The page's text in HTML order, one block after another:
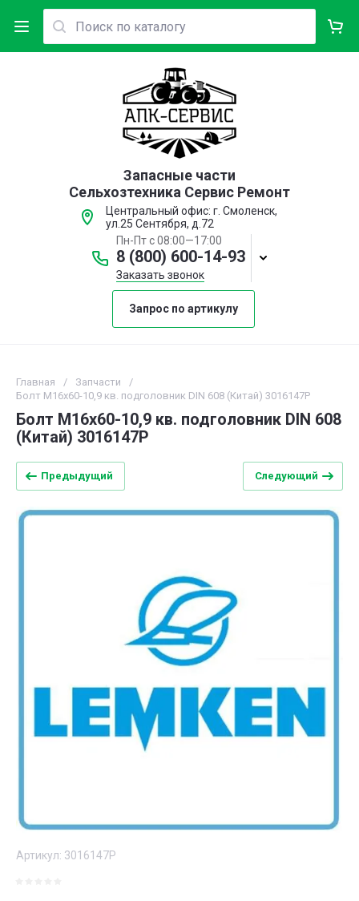
Запасные части
Сельхозтехника Сервис Ремонт
Центральный офис: г. Смоленск,
ул.25 Сентября, д.72
Пн-Пт с 08:00—17:00
8 (800) 600-14-93
Заказать звонок
Запрос по артикулу
Главная / Запчасти
/
Болт М16х60-10,9 кв. подголовник DIN 608 (Китай) 3016147P
Болт М16х60-10,9 кв. подголовник DIN 608
(Китай) 3016147P
Предыдущий Следующий
Артикул: 3016147P